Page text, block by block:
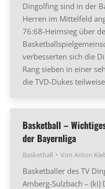
Dingolfing sind in der
Herren im Mittelfeld
76:68-Heimsieg über
verbesserten sich die
Rang sieben in einer
die TVD-Dukes
Basketball –
der Bayernliga
Basketball Von Anton
Basketballer des TV
Amberg-Sulzbach – (ki)